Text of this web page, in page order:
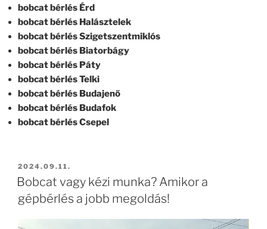
bobcat bérlés Érd
bobcat bérlés Halásztelek
bobcat bérlés Szigetszentmiklós
bobcat bérlés Biatorbágy
bobcat bérlés Páty
bobcat bérlés Telki
bobcat bérlés Budajenő
bobcat bérlés Budafok
bobcat bérlés Csepel
BEKÜLDVE:
2024.09.11.
Bobcat vagy kézi munka? Amikor a
gépbérlés a jobb megoldás!